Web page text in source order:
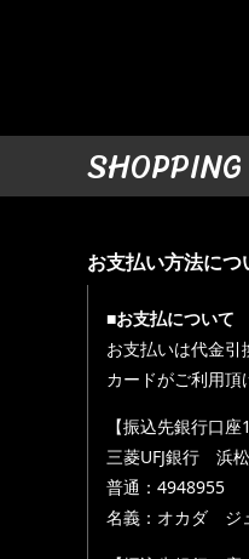
お支払い方法につ
■お支払について
お支払いは代金引
カードがご利用頂
【振込先銀行口座1
三菱UFJ銀行 浜
普通：4948955
名義：オカダ ジ